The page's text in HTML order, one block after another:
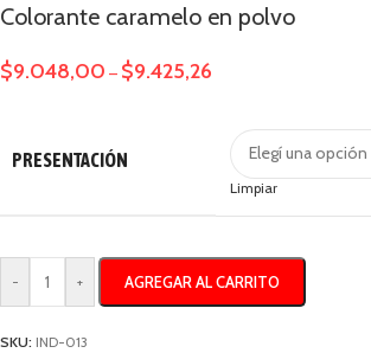
Colorante caramelo en polvo
$9.048,00 – $9.425,26
PRESENTACIÓN
Limpiar
- + AGREGAR AL CARRITO
SKU: IND-013